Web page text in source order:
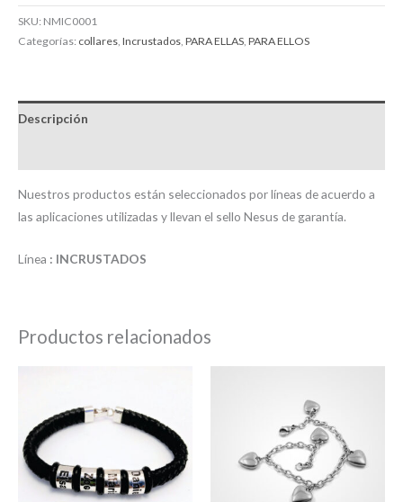
SKU: NMIC0001
Categorías: collares, Incrustados, PARA ELLAS, PARA ELLOS
Descripción
Nuestros productos están seleccionados por líneas de acuerdo a
las aplicaciones utilizadas y llevan el sello Nesus de garantía.
Línea : INCRUSTADOS
Productos relacionados